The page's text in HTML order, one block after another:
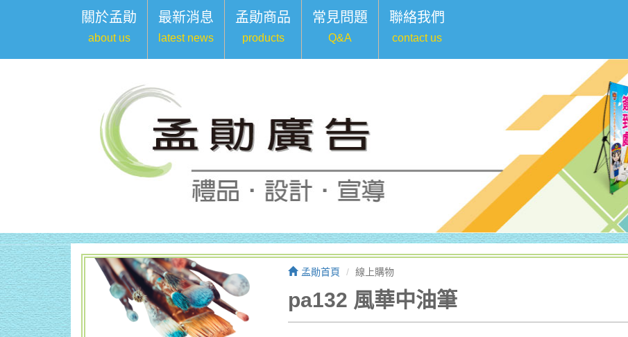
關於孟勛
about us
最新消息
latest news
孟勛商品
products
常見問題
Q&A
聯絡我們
contact us
孟勛首頁 線上購物
pa132 風華中油筆